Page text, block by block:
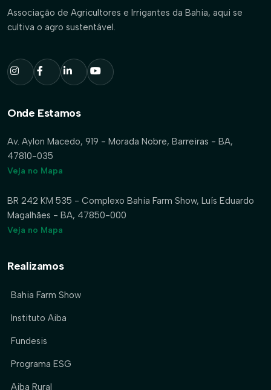
Associação de Agricultores e Irrigantes da Bahia, aqui se
cultiva o agro sustentável.
Onde Estamos
Av. Aylon Macedo, 919 - Morada Nobre, Barreiras - BA,
47810-035
Veja no Mapa
BR 242 KM 535 - Complexo Bahia Farm Show, Luís Eduardo
Magalhães - BA, 47850-000
Veja no Mapa
Realizamos
Bahia Farm Show
Instituto Aiba
Fundesis
Programa ESG
Aiba Rural